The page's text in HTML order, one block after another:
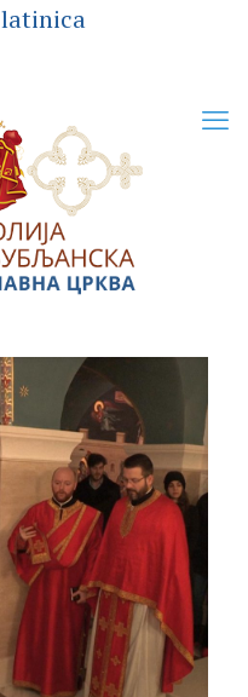
latinica